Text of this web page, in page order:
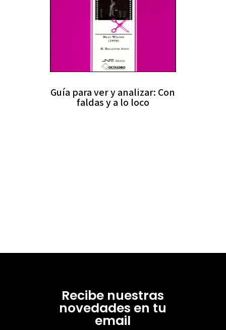
Guía para ver y analizar: Con
faldas y a lo loco
Recibe nuestras
novedades en tu
email